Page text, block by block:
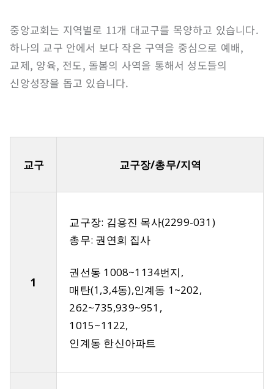
중앙교회는 지역별로 11개 대교구를 목양하고 있습니다.
하나의 교구 안에서 보다 작은 구역을 중심으로 예배,
교제, 양육, 전도, 돌봄의 사역을 통해서 성도들의
신앙성장을 돕고 있습니다.
교구 교구장/총무/지역
1
교구장: 김용진 목사(2299-031)
총무: 권연희 집사
권선동 1008~1134번지,
매탄(1,3,4동),인계동 1~202,
262~735,939~951,
1015~1122,
인계동 한신아파트